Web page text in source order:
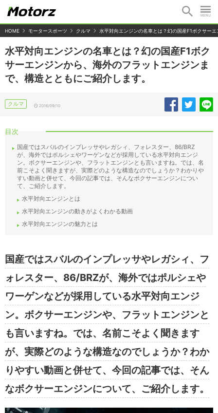
HOME モータースポーツ クルマ 水平対向エンジンの名車とは？幻の国産F1ボクサー
水平対向エンジンの名車とは？幻の国産F1ボク
サーエンジンから、海外のフラットエンジンま
で、構造とともにご紹介します。
クルマ 2016/09/10
目次
国産ではスバルのインプレッサやレガシィ、フォレスター、86/BRZ
が、海外ではポルシェやワーゲンなどが採用している水平対向エンジ
ン。ボクサーエンジンや、フラットエンジンとも言いますね。では、名
前こそよく聞きますが、実際どのような構造なのでしょうか？わかりや
すい動画と併せて、今回の記事では、そんなボクサーエンジンについ
て、ご紹介します。
水平対向エンジンとは
水平対向エンジンの動きがよくわかる動画
水平対向エンジンの魅力とは
国産ではスバルのインプレッサやレガシィ、フ
ォレスター、86/BRZが、海外ではポルシェや
ワーゲンなどが採用している水平対向エンジ
ン。ボクサーエンジンや、フラットエンジンと
も言いますね。では、名前こそよく聞きます
が、実際どのような構造なのでしょうか？わか
りやすい動画と併せて、今回の記事では、そん
なボクサーエンジンについて、ご紹介します。